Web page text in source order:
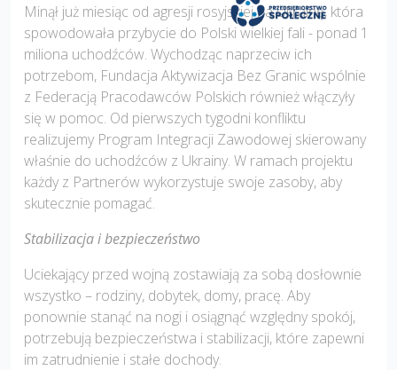
Minął już miesiąc od agresji rosyjskiej na Ukrainę, która
spowodowała przybycie do Polski wielkiej fali - ponad 1
miliona uchodźców. Wychodząc naprzeciw ich
potrzebom, Fundacja Aktywizacja Bez Granic wspólnie
z Federacją Pracodawców Polskich również włączyły
się w pomoc. Od pierwszych tygodni konfliktu
realizujemy Program Integracji Zawodowej skierowany
właśnie do uchodźców z Ukrainy. W ramach projektu
każdy z Partnerów wykorzystuje swoje zasoby, aby
skutecznie pomagać.
Stabilizacja i bezpieczeństwo
Uciekający przed wojną zostawiają za sobą dosłownie
wszystko – rodziny, dobytek, domy, pracę. Aby
ponownie stanąć na nogi i osiągnąć względny spokój,
potrzebują bezpieczeństwa i stabilizacji, które zapewni
im zatrudnienie i stałe dochody.